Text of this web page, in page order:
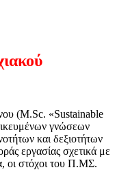
(M.Sc. «Sustainable
γνώσεων
και δεξιοτήτων
εργασίας σχετικά με
οι στόχοι του Π.ΜΣ.